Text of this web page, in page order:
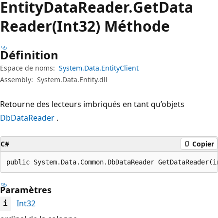
EntityDataReader.GetData
Reader(Int32) Méthode
Définition
Espace de noms: System.Data.EntityClient
Assembly: System.Data.Entity.dll
Retourne des lecteurs imbriqués en tant qu’objets
DbDataReader .
C# Copier
public System.Data.Common.DbDataReader
Paramètres
i
Int32